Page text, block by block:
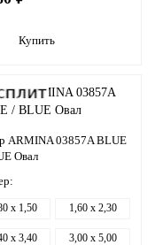
Купить
ARMINA 03857A BLUE
Овал
x 1,50 1,60 x 2,30
x 3,40 3,00 x 5,00